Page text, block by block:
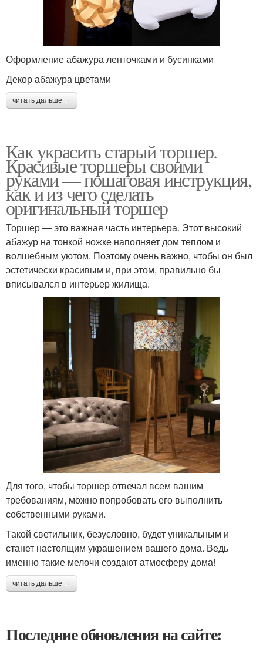
Оформление абажура ленточками и бусинками
Декор абажура цветами
читать дальше →
Как украсить старый торшер.
Красивые торшеры своими
руками — пошаговая инструкция,
как и из чего сделать
оригинальный торшер
Торшер — это важная часть интерьера. Этот высокий
абажур на тонкой ножке наполняет дом теплом и
волшебным уютом. Поэтому очень важно, чтобы он был
эстетически красивым и, при этом, правильно бы
вписывался в интерьер жилища.
Для того, чтобы торшер отвечал всем вашим
требованиям, можно попробовать его выполнить
собственными руками.
Такой светильник, безусловно, будет уникальным и
станет настоящим украшением вашего дома. Ведь
именно такие мелочи создают атмосферу дома!
читать дальше →
Последние обновления на сайте: